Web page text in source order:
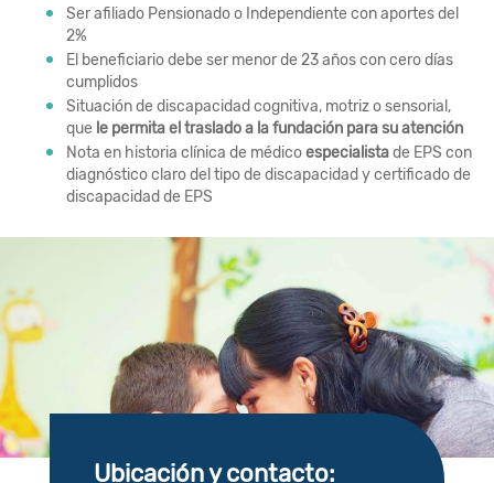
Ser afiliado Pensionado o Independiente con aportes del
2%
El beneficiario debe ser menor de 23 años con cero días
cumplidos
Situación de discapacidad cognitiva, motriz o sensorial,
que le permita el traslado a la fundación para su atención
Nota en historia clínica de médicoespecialistade EPS con
diagnóstico claro del tipo de discapacidad y certificado de
discapacidad de EPS
Ubicación y contacto: